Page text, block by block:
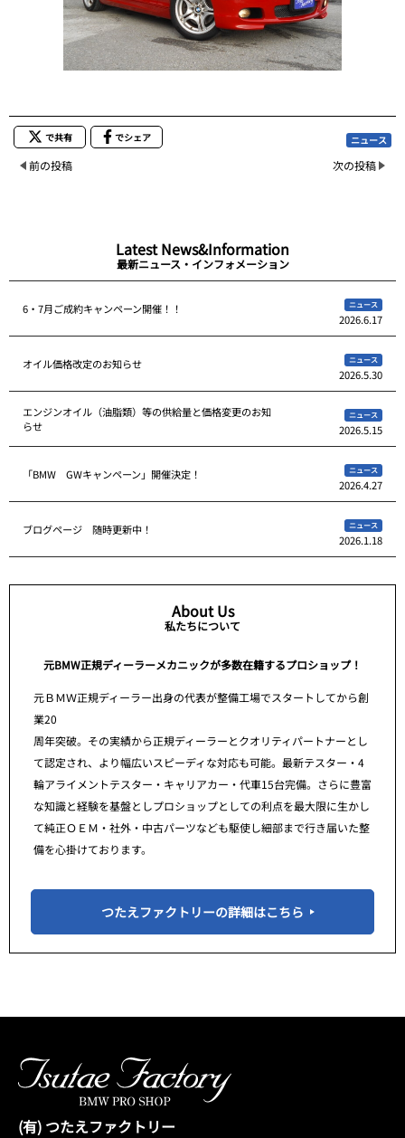
で共有 でシェア ニュース
前の投稿 次の投稿
Latest News&Information
最新ニュース・インフォメーション
6・7月ご成約キャンペーン開催！！ ニュース
2026.6.17
オイル価格改定のお知らせ ニュース
2026.5.30
エンジンオイル（油脂類）等の供給量と価格変更のお知
らせ
ニュース
2026.5.15
「BMW GWキャンペーン」開催決定！ ニュース
2026.4.27
ブログページ 随時更新中！ ニュース
2026.1.18
About Us
私たちについて
元BMW正規ディーラーメカニックが多数在籍するプロショップ！
元ＢＭＷ正規ディーラー出身の代表が整備工場でスタートしてから創
業20
周年突破。その実績から正規ディーラーとクオリティパートナーとし
て認定され、より幅広いスピーディな対応も可能。最新テスター・4
輪アライメントテスター・キャリアカー・代車15台完備。さらに豊富
な知識と経験を基盤としプロショップとしての利点を最大限に生かし
て純正ＯＥＭ・社外・中古パーツなども駆使し細部まで行き届いた整
備を心掛けております。
つたえファクトリーの詳細はこちら
(有) つたえファクトリー